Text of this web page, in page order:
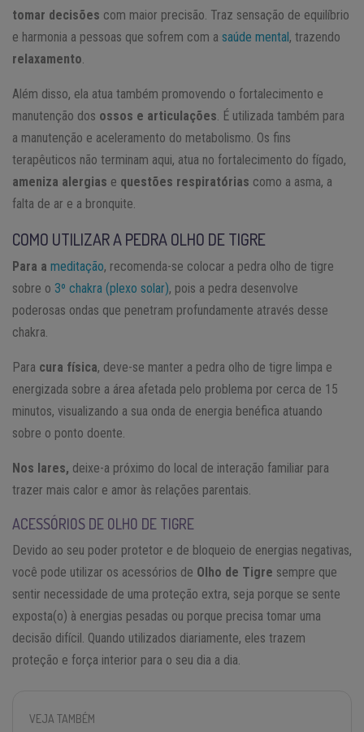
tomar decisões com maior precisão. Traz sensação de equilíbrio
e harmonia a pessoas que sofrem com a saúde mental, trazendo
relaxamento.
Além disso, ela atua também promovendo o fortalecimento e
manutenção dos ossos e articulações. É utilizada também para
a manutenção e aceleramento do metabolismo. Os fins
terapêuticos não terminam aqui, atua no fortalecimento do fígado,
ameniza alergias e questões respiratórias como a asma, a
falta de ar e a bronquite.
COMO UTILIZAR A PEDRA OLHO DE TIGRE
Para a meditação, recomenda-se colocar a pedra olho de tigre
sobre o 3º chakra (plexo solar), pois a pedra desenvolve
poderosas ondas que penetram profundamente através desse
chakra.
Para cura física, deve-se manter a pedra olho de tigre limpa e
energizada sobre a área afetada pelo problema por cerca de 15
minutos, visualizando a sua onda de energia benéfica atuando
sobre o ponto doente.
Nos lares, deixe-a próximo do local de interação familiar para
trazer mais calor e amor às relações parentais.
ACESSÓRIOS DE OLHO DE TIGRE
Devido ao seu poder protetor e de bloqueio de energias negativas,
você pode utilizar os acessórios de Olho de Tigre sempre que
sentir necessidade de uma proteção extra, seja porque se sente
exposta(o) à energias pesadas ou porque precisa tomar uma
decisão difícil. Quando utilizados diariamente, eles trazem
proteção e força interior para o seu dia a dia.
VEJA TAMBÉM